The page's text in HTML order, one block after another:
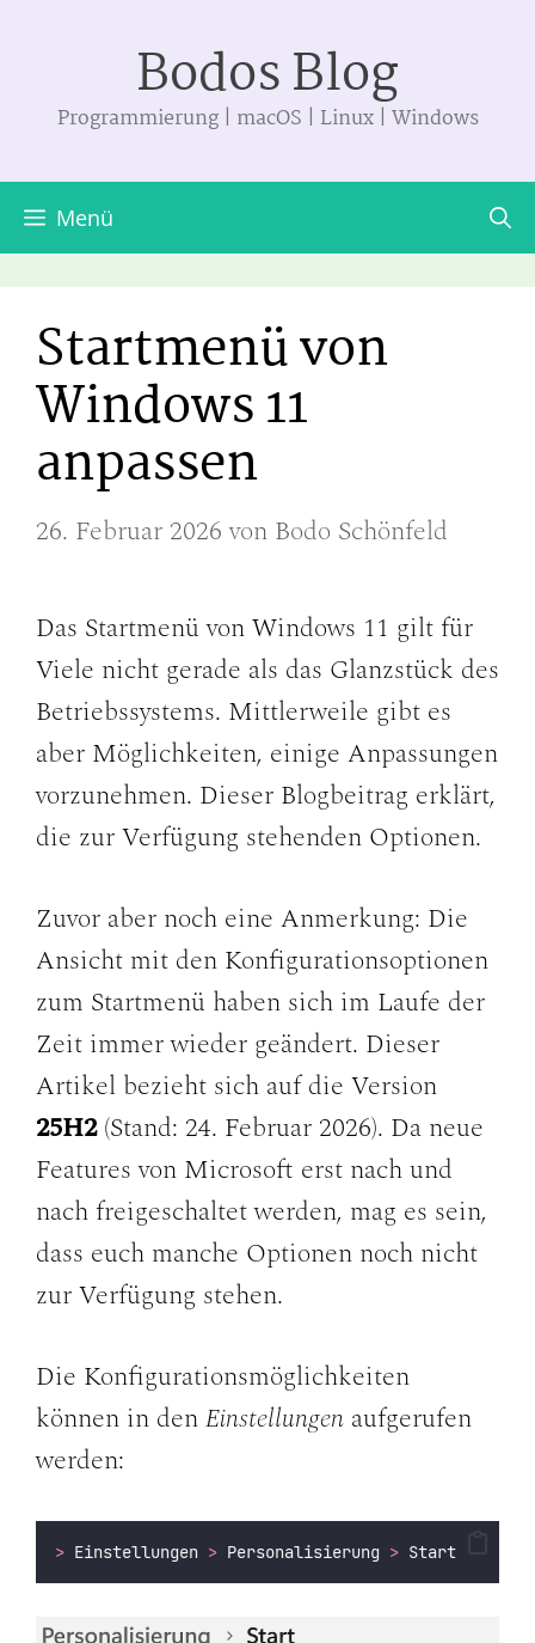
springen
Bodos Blog
Programmierung | macOS | Linux | Windows
Menü
Startmenü von
Windows 11
anpassen
26. Februar 2026 von Bodo Schönfeld
Das Startmenü von Windows 11 gilt für
Viele nicht gerade als das Glanzstück des
Betriebssystems. Mittlerweile gibt es
aber Möglichkeiten, einige Anpassungen
vorzunehmen. Dieser Blogbeitrag erklärt,
die zur Verfügung stehenden Optionen.
Zuvor aber noch eine Anmerkung: Die
Ansicht mit den Konfigurationsoptionen
zum Startmenü haben sich im Laufe der
Zeit immer wieder geändert. Dieser
Artikel bezieht sich auf die Version
25H2(Stand: 24. Februar 2026). Da neue
Features von Microsoft erst nach und
nach freigeschaltet werden, mag es sein,
dass euch manche Optionen noch nicht
zur Verfügung stehen.
Die Konfigurationsmöglichkeiten
können in denEinstellungen aufgerufen
werden:
> Einstellungen > Personalisierung > Start